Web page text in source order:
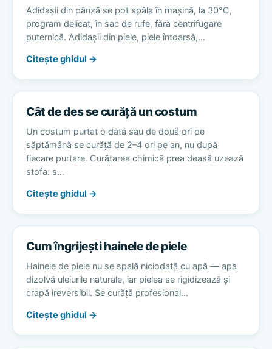
Adidașii din pânză se pot spăla în mașină, la 30°C,
program delicat, în sac de rufe, fără centrifugare
puternică. Adidașii din piele, piele întoarsă,…
Citește ghidul →
Cât de des se curăță un costum
Un costum purtat o dată sau de două ori pe
săptămână se curăță de 2–4 ori pe an, nu după
fiecare purtare. Curățarea chimică prea deasă uzează
stofa: s…
Citește ghidul →
Cum îngrijești hainele de piele
Hainele de piele nu se spală niciodată cu apă — apa
dizolvă uleiurile naturale, iar pielea se rigidizează și
crapă ireversibil. Se curăță profesional…
Citește ghidul →